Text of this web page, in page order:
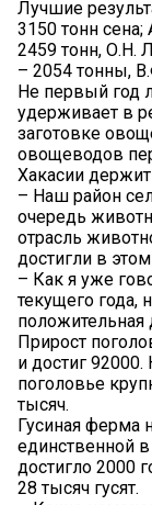
Лучшие
3150 тонн сена;
2459 тонн, О.Н.
– 2054 тонны,
Не первый год
удерживает в
заготовке
овощеводов
Хакасии
– Наш район
очередь
отрасль
достигли в
– Как я уже
текущего года,
положительная
Прирост
и достиг
поголовье
тысяч.
Гусиная ферма
единственной
достигло 2000
28 тысяч гусят.